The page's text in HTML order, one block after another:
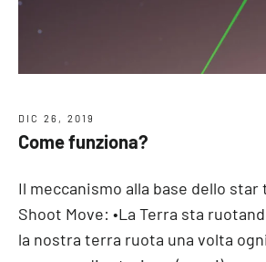
DIC 26, 2019
Come funziona?
Il meccanismo alla base dello star
Shoot Move: •La Terra sta
la nostra terra ruota una volta